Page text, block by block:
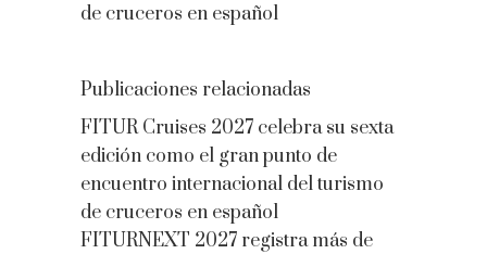
de cruceros en español
Publicaciones relacionadas
FITUR Cruises 2027 celebra su sexta
edición como el gran punto de
encuentro internacional del turismo
de cruceros en español
FITURNEXT 2027 registra más de